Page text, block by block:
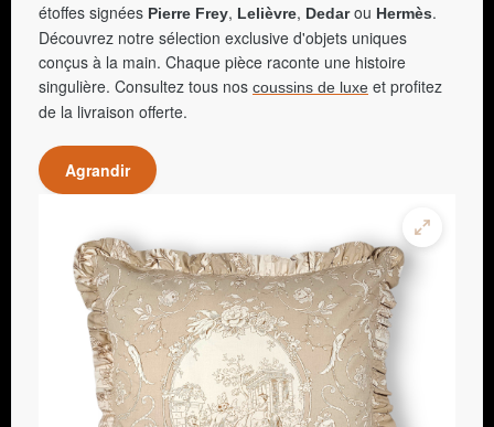
étoffes signées Pierre Frey, Lelièvre, Dedarou Hermès.
Découvrez notre sélection exclusive d'objets uniques
conçus à la main. Chaque pièce raconte une histoire
singulière. Consultez tous nos coussins de luxe et profitez
de la livraison offerte.
Agrandir